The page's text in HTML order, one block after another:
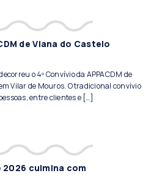
de Viana do Castelo
o 4º Convívio da APPACDM de
Vilar de Mouros. O tradicional convívio
entre clientes e […]
2026 culmina com